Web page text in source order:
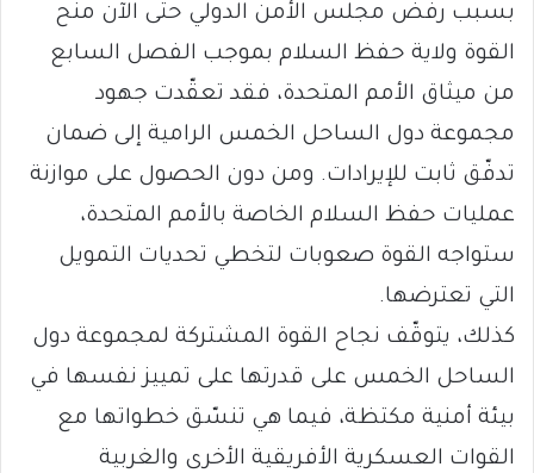
بسبب رفض مجلس الأمن الدولي حتى الآن منح
القوة ولاية حفظ السلام بموجب الفصل السابع
من ميثاق الأمم المتحدة، فقد تعقّدت جهود
مجموعة دول الساحل الخمس الرامية إلى ضمان
تدفّق ثابت للإيرادات. ومن دون الحصول على موازنة
عمليات حفظ السلام الخاصة بالأمم المتحدة،
ستواجه القوة صعوبات لتخطي تحديات التمويل
التي تعترضها.
كذلك، يتوقّف نجاح القوة المشتركة لمجموعة دول
الساحل الخمس على قدرتها على تمييز نفسها في
بيئة أمنية مكتظة، فيما هي تنسّق خطواتها مع
القوات العسكرية الأفريقية الأخرى والغربية